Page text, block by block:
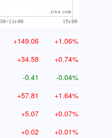
+149.06 +1.06%
+34.58 +0.74%
-0.41 -0.04%
+57.81 +1.64%
+5.07 +0.07%
+0.02 +0.01%